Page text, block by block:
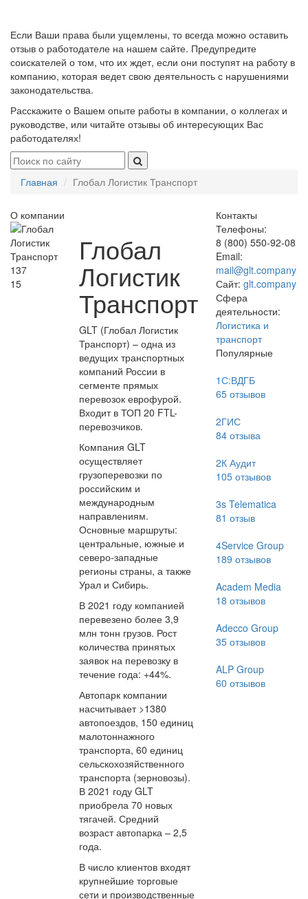
Если Ваши права были ущемлены, то всегда можно оставить
отзыв о работодателе на нашем сайте. Предупредите
соискателей о том, что их ждет, если они поступят на работу в
компанию, которая ведет свою деятельность с нарушениями
законодательства.
Расскажите о Вашем опыте работы в компании, о коллегах и
руководстве, или читайте отзывы об интересующих Вас
работодателях!
Главная Глобал Логистик Транспорт
О компании
137
15
Глобал
Логистик
Транспорт
GLT (Глобал Логистик
Транспорт) – одна из
ведущих транспортных
компаний России в
сегменте прямых
перевозок еврофурой.
Входит в ТОП 20 FTL-
перевозчиков.
Компания GLT
осуществляет
грузоперевозки по
российским и
международным
направлениям.
Основные маршруты:
центральные, южные и
северо-западные
регионы страны, а также
Урал и Сибирь.
В 2021 году компанией
перевезено более 3,9
млн тонн грузов. Рост
количества принятых
заявок на перевозку в
течение года: +44%.
Автопарк компании
насчитывает >1380
автопоездов, 150 единиц
малотоннажного
транспорта, 60 единиц
сельскохозяйственного
транспорта (зерновозы).
В 2021 году GLT
приобрела 70 новых
тягачей. Средний
возраст автопарка – 2,5
года.
В число клиентов входят
крупнейшие торговые
сети и производственные
Контакты
Телефоны:
8 (800) 550-92-08
Email:
mail@glt.company
Сайт: glt.company
Сфера
деятельности:
Логистика и
транспорт
Популярные
1С:ВДГБ
65отзывов
2ГИС
84отзыва
2К Аудит
105отзывов
3s Telematica
81 отзыв
4Service Group
189 отзывов
Academ Media
18 отзывов
Adecco Group
35отзывов
ALP Group
60 отзывов